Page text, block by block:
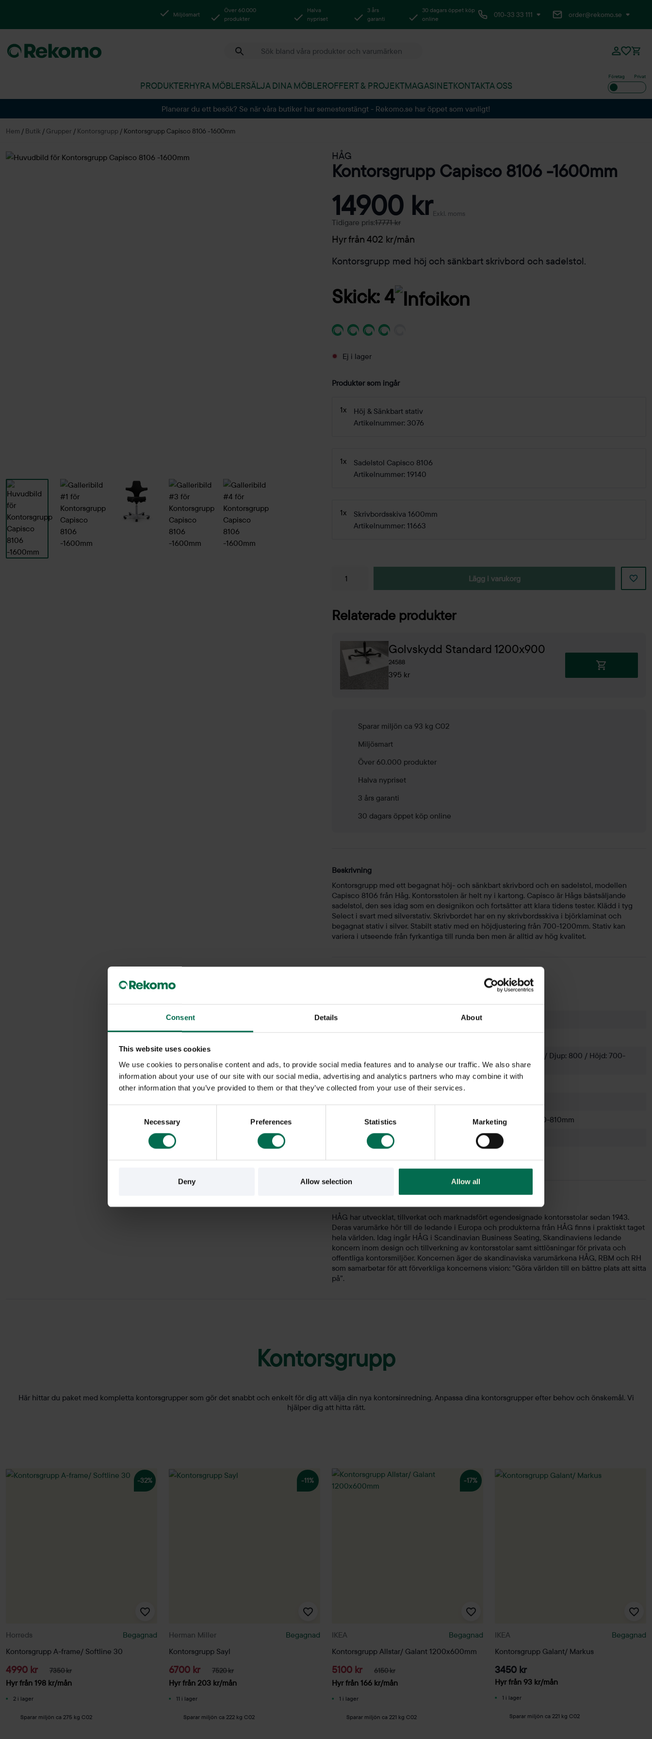
Consent Details About
This website uses cookies
We use cookies to personalise content and ads, to provide social media features and to analyse our traffic. We also share
information about your use of our site with our social media, advertising and analytics partners who may combine it with
other information that you’ve provided to them or that they’ve collected from your use of their services.
Necessary Preferences Statistics Marketing
Deny Allow selection Allow all
Miljösmart
Över 60.000
produkter
Halva
nypriset
3 års
garanti
30 dagars öppet köp
online
010-33 33 111 order@rekomo.se
PRODUKTERHYRA MÖBLERSÄLJA DINA MÖBLEROFFERT & PROJEKTMAGASINETKONTAKTA OSS
Företag Privat
Planerar du ett besök? Se när våra butiker har semesterstängt - Rekomo.se har öppet som vanligt!
Hem / Butik / Grupper / Kontorsgrupp / Kontorsgrupp Capisco 8106 -1600mm
HÅG
Kontorsgrupp Capisco 8106 -1600mm
14900 krExkl. moms
Tidigare pris:17771 kr
Hyr från 402 kr/mån
Kontorsgrupp med höj och sänkbart skrivbord och sadelstol.
Skick: 4
Ej i lager
Produkter som ingår
1x
Höj & Sänkbart stativ
Artikelnummer: 3076
1x
Sadelstol Capisco 8106
Artikelnummer: 19140
1x
Skrivbordsskiva 1600mm
Artikelnummer: 11663
Lägg i varukorg
Relaterade produkter
Golvskydd Standard 1200x900
24588
395 kr
Sparar miljön ca 93 kg C02
Miljösmart
Över 60.000 produkter
Halva nypriset
3 års garanti
30 dagars öppet köp online
Beskrivning
Kontorsgrupp med ett begagnat höj- och sänkbart skrivbord och en sadelstol, modellen
Capisco 8106 från Håg. Kontorsstolen är helt ny i kartong. Capisco är Hågs bästsäljande
sadelstol, den ses idag som en designikon och fortsätter att klara tidens tester. Klädd i tyg
Select i svart med silverstativ. Skrivbordet har en ny skrivbordsskiva i björklaminat och
begagnat stativ i silver. Stabilt stativ med en höjdjustering från 700-1200mm. Stativ kan
variera i utseende från fyrkantiga till runda ben men är alltid av hög kvalitet.
Modell
Bredd: 1200mm / Djup: 800 / Höjd: 700-
1200mm
Färg - bordsskiva
470-655mm, 570-810mm
Färg - klädsel
Svart
HÅG har utvecklat, tillverkat och marknadsfört egendesignade kontorsstolar sedan 1943.
Deras varumärke hör till de ledande i Europa och produkterna från HÅG finns i praktiskt taget
hela världen. Idag ingår HÅG i Scandinavian Business Seating, Skandinaviens ledande
koncern inom design och tillverkning av kontorsstolar samt sittlösningar för privata och
offentliga kontorsmiljöer. Koncernen äger de skandinaviska varumärkena HÅG, RBM och RH
som samarbetar för att förverkliga koncernens vision: ”Göra världen till en bättre plats att sitta
på”.
Kontorsgrupp
Här hittar du paket med kompletta kontorsgrupper som gör det snabbt och enkelt för dig att välja din nya kontorsinredning. Anpassa dina kontorsgrupper efter behov och önskemål. Vi
hjälper dig att hitta rätt.
-32%
Horreds
Begagnad
Kontorsgrupp A-frame/ Softline 30
4990 kr 7350 kr
Hyr från 198 kr/mån
2 i lager
Sparar miljön ca 275 kg C02
-11%
Herman Miller
Begagnad
Kontorsgrupp Sayl
6700 kr 7520 kr
Hyr från 203 kr/mån
11 i lager
Sparar miljön ca 222 kg C02
-17%
IKEA
Begagnad
Kontorsgrupp Allstar/ Galant 1200x600mm
5100 kr 6150 kr
Hyr från 166 kr/mån
1 i lager
Sparar miljön ca 221 kg C02
IKEA
Begagnad
Kontorsgrupp Galant/ Markus
3450 kr
Hyr från 93 kr/mån
1 i lager
Sparar miljön ca 221 kg C02